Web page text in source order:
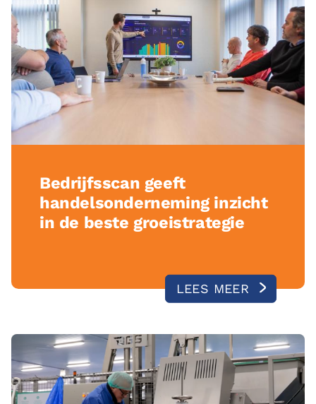
Bedrijfsscan geeft
handelsonderneming inzicht
in de beste groeistrategie
LEES MEER